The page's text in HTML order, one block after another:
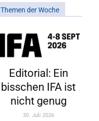
Themen der Woche
Editorial: Ein
bisschen IFA ist
nicht genug
30. Juli 2026